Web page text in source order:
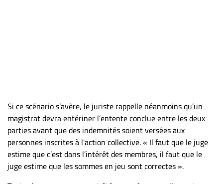
confidentialité
Si ce scénario s’avère, le juriste rappelle néanmoins qu’un
magistrat devra entériner l’entente conclue entre les deux
parties avant que des indemnités soient versées aux
personnes inscrites à l'action collective. « Il faut que le juge
estime que c’est dans l’intérêt des membres, il faut que le
juge estime que les sommes en jeu sont correctes ».